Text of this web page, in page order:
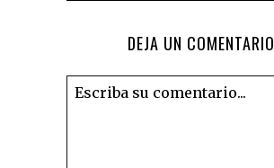
DEJA UN COMENTARIO